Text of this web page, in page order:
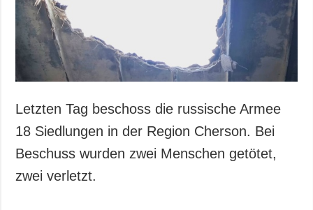
Sport
Kriminalität
Notstand und
Notfälle
ZUSÄTZLICH
Veröffentlichungen
Interview
Fotos
LEISTUNGEN
Abonnement
Fotobank
Letzten Tag beschoss die russische Armee
18 Siedlungen in der Region Cherson. Bei
Beschuss wurden zwei Menschen getötet,
zwei verletzt.